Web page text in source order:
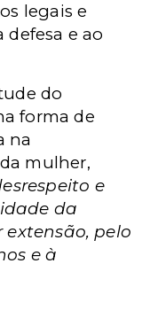
legais e
e ao
do
forma de
na
mulher,
e
da
pelo
e à